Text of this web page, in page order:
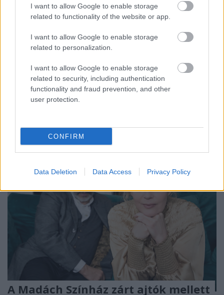
I want to allow Google to enable storage
related to functionality of the website or app.
I want to allow Google to enable storage
related to personalization.
I want to allow Google to enable storage
related to security, including authentication
functionality and fraud prevention, and other
user protection.
CONFIRM
Data Deletion Data Access Privacy Policy
"Csak engedjenek át a határon,
jövünk!"
mtothorsi 2020. július 13.
Augusztus 21. és 29. között, a tervezett és már
meghirdetett versenyprogrammal, magas művészi
A Madách Színház zárt ajtók mellett